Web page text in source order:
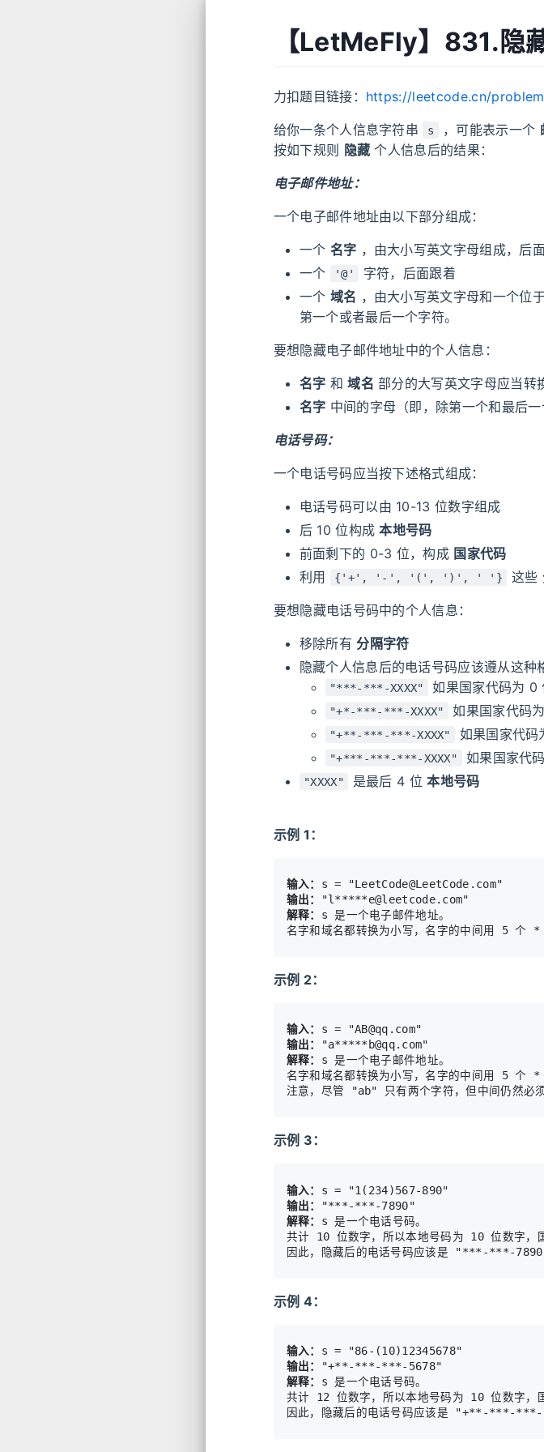
【LetMeFly】831.隐
力扣题目链接： https://leetcode.cn/
给你一条个人信息字符串 s ，可能表示一个
按如下规则 隐藏 个人信息后的结果：
电子邮件地址：
一个电子邮件地址由以下部分组成：
一个 名字 ，由大小写英文字母组成，后
一个
'@'
字符，后面跟着
一个 域名 ，由大小写英文字母和一个位
第一个或者最后一个字符。
要想隐藏电子邮件地址中的个人信息：
名字 和域名 部分的大写英文字母应当转
名字 中间的字母（即，除第一个和最后
电话号码：
一个电话号码应当按下述格式组成：
电话号码可以由 10-13 位数字组成
后 10 位构成本地号码
前面剩下的 0-3 位，构成 国家代码
利用
{'+', '-', '(', ')', ' '} 这些
要想隐藏电话号码中的个人信息：
移除所有分隔字符
隐藏个人信息后的电话号码应该遵从这种
"***-***-XXXX" 如果国家代码为 0
"+*-***-***-XXXX" 如果国家代码
"+**-***-***-XXXX" 如果国家代码
"+***-***-***-XXXX" 如果国家代
"XXXX" 是最后 4 位本地号码
示例 1：
输入：
输出：
解释： s 是一个电子邮件地址。
示例 2：
输入：
输出：
解释： s 是一个电子邮件地址。
名字和域名都转换为小写，名字的中间用 5 个 *
示例 3：
输入：
输出：
解释： s 是一个电话号码。
共计 10 位数字，所以本地号码为 10 位数字，
示例 4：
输入：
输出：
解释： s 是一个电话号码。
共计 12 位数字，所以本地号码为 10 位数字，